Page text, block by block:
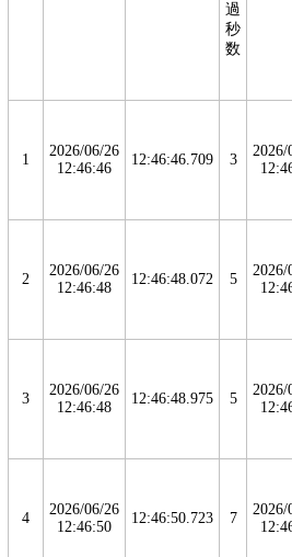
過
秒
数
1
2026/06/26
12:46:46
12:46:46.709 3
2026/
2
2026/06/26
12:46:48
12:46:48.072 5
2026/
3
2026/06/26
12:46:48
12:46:48.975 5
2026/
4
2026/06/26
12:46:50
12:46:50.723 7
2026/